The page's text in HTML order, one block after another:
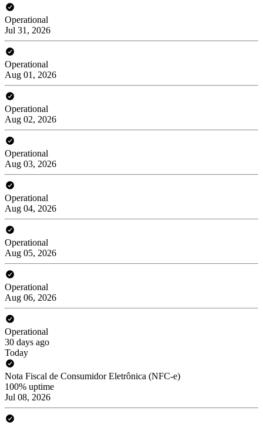
Operational
Jul 31, 2026
Operational
Aug 01, 2026
Operational
Aug 02, 2026
Operational
Aug 03, 2026
Operational
Aug 04, 2026
Operational
Aug 05, 2026
Operational
Aug 06, 2026
Operational
30 days ago
Today
Nota Fiscal de Consumidor Eletrônica (NFC-e)
100% uptime
Jul 08, 2026